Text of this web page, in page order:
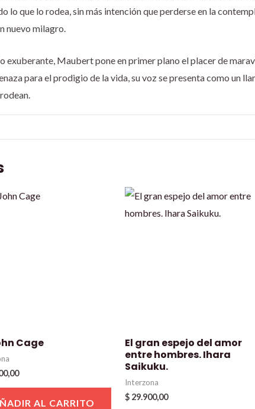
lo que lo rodea, sin más intención que perderse en la
nuevo milagro.
exuberante, Maubert pone en primer plano el placer de
para el prodigio de la vida, su voz se presenta como un
Cage
AL CARRITO
El gran espejo del amor
entre hombres. Ihara
Saikuku.
Interzona
$ 29.900,00